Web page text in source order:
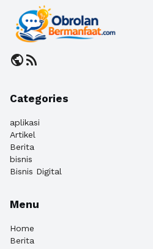
publicrss_feed
Categories
aplikasi
Artikel
Berita
bisnis
Bisnis Digital
Menu
Home
Berita